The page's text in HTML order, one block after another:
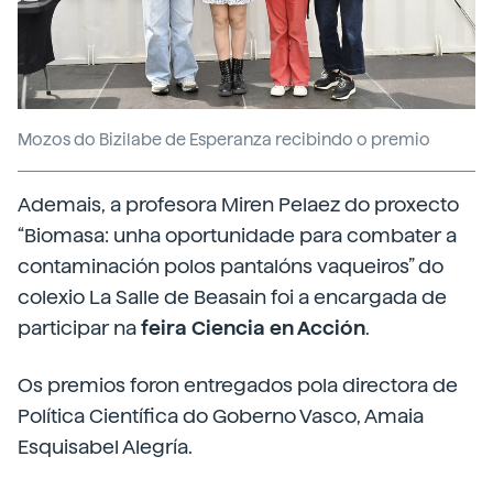
Mozos do Bizilabe de Esperanza recibindo o premio
Ademais, a profesora Miren Pelaez do proxecto
“Biomasa: unha oportunidade para combater a
contaminación polos pantalóns vaqueiros” do
colexio La Salle de Beasain foi a encargada de
participar nafeira Ciencia en Acción.
Os premios foron entregados pola directora de
Política Científica do Goberno Vasco, Amaia
Esquisabel Alegría.